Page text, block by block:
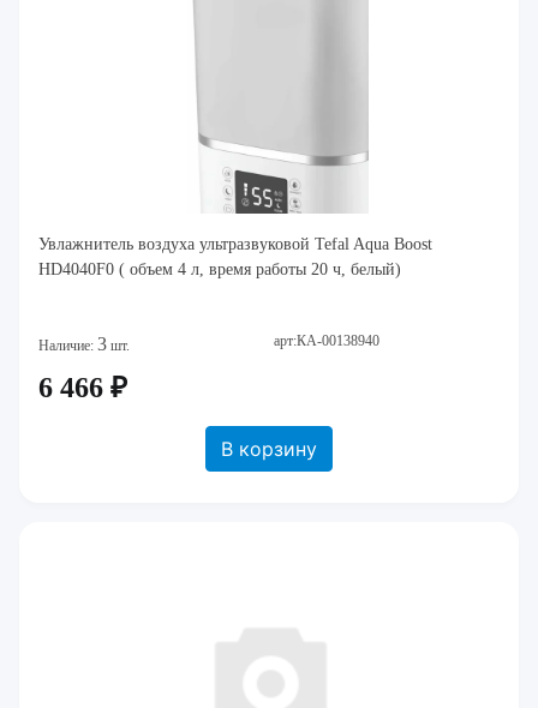
Увлажнитель воздуха ультразвуковой Tefal Aqua Boost
HD4040F0 ( объем 4 л, время работы 20 ч, белый)
Наличие: 3 шт. арт:КА-00138940
6 466 ₽
В корзину